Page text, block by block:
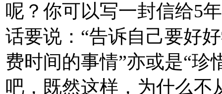
呢？你可以写一封信给5
话要说：“告诉自己要好
费时间的事情”亦或是“
吧，既然这样，为什么不